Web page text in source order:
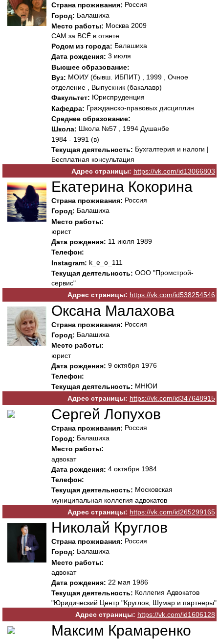
Страна проживания: Россия
Город: Балашиха
Место работы: Москва 2009
САМ за ВСЁ в ответе
Родом из города: Балашиха
Дата рождения: 3 июля
Высшее образование:
Вуз: МОИУ (бывш. ИБПИТ) , 1999 , Очное
отделение , Выпускник (бакалавр)
Факультет: Юриспруденция
Кафедра: Гражданско-правовых дисциплин
Среднее образование:
Школа: Школа №57 , 1994 Душанбе
1984 - 1991 (в)
Текущая деятельность: Бухгалтерия и налоги |
Бесплатная консультация
Адрес страницы: https://vk.com/id13066803
Екатерина Кокорина
Страна проживания: Россия
Город: Балашиха
Место работы:
юрист
Дата рождения: 11 июля 1989
Телефон:
Instagram: k_e_o_111
Текущая деятельность: ООО "Промстрой-
сервис"
Адрес страницы: https://vk.com/id538254546
Оксана Малахова
Страна проживания: Россия
Город: Балашиха
Место работы:
юрист
Дата рождения: 9 октября 1976
Телефон:
Текущая деятельность: МНЮИ
Адрес страницы: https://vk.com/id347648915
Сергей Лопухов
Страна проживания: Россия
Город: Балашиха
Место работы:
адвокат
Дата рождения: 4 октября 1984
Телефон:
Текущая деятельность: Московская
муниципальная коллегия адвокатов
Адрес страницы: https://vk.com/id265299165
Николай Круглов
Страна проживания: Россия
Город: Балашиха
Место работы:
адвокат
Дата рождения: 22 мая 1986
Текущая деятельность: Коллегия Адвокатов
"Юридический Центр "Круглов, Шумар и партнеры"
Адрес страницы: https://vk.com/id1606128
Максим Крамаренко